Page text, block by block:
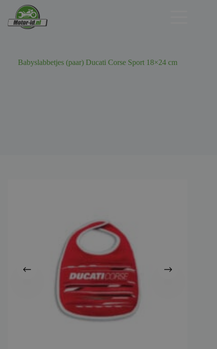
Babyslabbetjes (paar) Ducati Corse Sport 18×24 cm